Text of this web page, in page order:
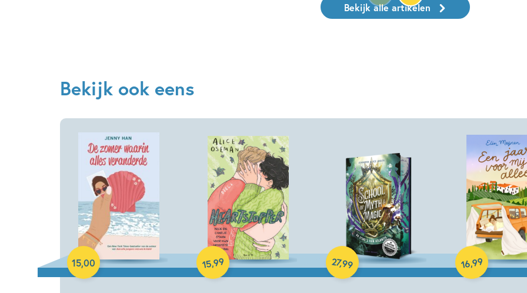
Bekijk alle artikelen
Bekijk ook eens
15,00
Paperback
15,99
Paperback
27,99
Hardcover
16,99
Paperback